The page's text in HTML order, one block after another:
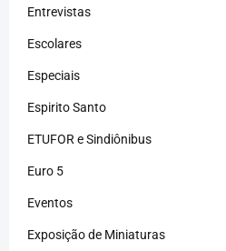
Entrevistas
Escolares
Especiais
Espirito Santo
ETUFOR e Sindiônibus
Euro 5
Eventos
Exposição de Miniaturas